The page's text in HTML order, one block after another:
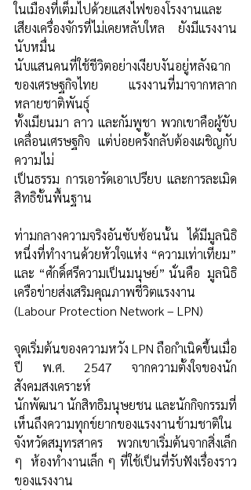
ในเมืองที่เต็มไปด้วยแสงไฟของโรงงานและ
เสียงเครื่องจักรที่ไม่เคยหลับใหล ยังมีแรงงาน
นับหมื่น
นับแสนคนที่ใช้ชีวิตอย่างเงียบงันอยู่หลังฉาก
ของเศรษฐกิจไทย แรงงานที่มาจากหลาก
หลายชาติพันธุ์
ทั้งเมียนมา ลาว และกัมพูชา พวกเขาคือผู้ขับ
เคลื่อนเศรษฐกิจ แต่บ่อยครั้งกลับต้องเผชิญกับ
ความไม่
เป็นธรรม การเอารัดเอาเปรียบ และการละเมิด
สิทธิขั้นพื้นฐาน
ท่ามกลางความจริงอันซับซ้อนนั้น ได้มีมูลนิธิ
หนึ่งที่ทำงานด้วยหัวใจแห่ง “ความเท่าเทียม”
และ “ศักดิ์ศรีความเป็นมนุษย์” นั่นคือ  มูลนิธิ
เครือข่ายส่งเสริมคุณภาพชีวิตแรงงาน
(Labour Protection Network – LPN)
จุดเริ่มต้นของความหวัง LPN ถือกำเนิดขึ้นเมื่อ
ปี พ.ศ. 2547 จากความตั้งใจของนัก
สังคมสงเคราะห์
นักพัฒนา นักสิทธิมนุษยชน และนักกิจกรรมที่
เห็นถึงความทุกข์ยากของแรงงานข้ามชาติใน
จังหวัดสมุทรสาคร พวกเขาเริ่มต้นจากสิ่งเล็ก
ๆ  ห้องทำงานเล็ก ๆ ที่ใช้เป็นที่รับฟังเรื่องราว
ของแรงงาน